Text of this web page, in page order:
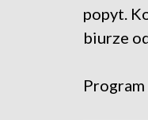
popyt.
biurze